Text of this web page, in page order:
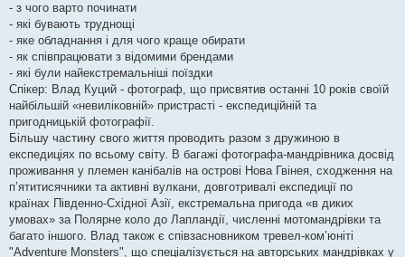
д
о
л
е
н
я
- з чого варто починати
- які бувають труднощі
- яке обладнання і для чого краще обирати
- як співпрацювати з відомими брендами
- які були найекстремальніші поїздки
Спікер: Влад Куций - фотограф, що присвятив останні 10 років своїй
найбільшій «невиліковній» пристрасті - експедиційній та
пригодницькій фотографії.
Більшу частину свого життя проводить разом з дружиною в
експедиціях по всьому світу. В багажі фотографа-мандрівника досвід
проживання у племен канібалів на острові Нова Гвінея, сходження на
п’ятитисячники та активні вулкани, довготривалі експедиції по
країнах Південно-Східної Азії, екстремальна пригода «в диких
умовах» за Полярне коло до Лапландії, численні мотомандрівки та
багато іншого. Влад також є співзасновником тревел-ком’юніті
"Adventure Monsters", що спеціалізується на авторських мандрівках у